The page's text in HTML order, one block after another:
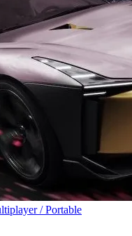
/ Portable